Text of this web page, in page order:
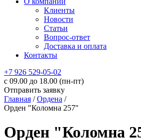
Клиенты
Новости
Статьи
Вопрос-ответ
Доставка и оплата
Контакты
+7 926 529-05-02
c 09.00 до 18.00 (пн-пт)
Отправить заявку
Главная /Ордена /
Орден "Коломна 257"
Орден "Коломна